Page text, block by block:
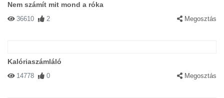
Nem számít mit mond a róka
36610 2 Megosztás
Kalóriaszámláló
14778 0 Megosztás